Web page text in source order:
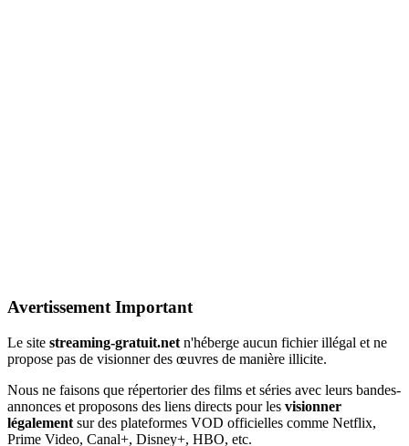
Avertissement Important
Le site streaming-gratuit.net n'héberge aucun fichier illégal et ne
propose pas de visionner des œuvres de manière illicite.
Nous ne faisons que répertorier des films et séries avec leurs bandes-
annonces et proposons des liens directs pour les visionner
légalement sur des plateformes VOD officielles comme Netflix,
Prime Video, Canal+, Disney+, HBO, etc.